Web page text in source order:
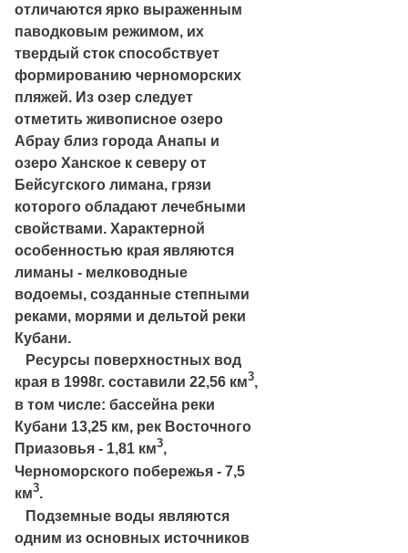
отличаются ярко выраженным
паводковым режимом, их
твердый сток способствует
формированию черноморских
пляжей. Из озер следует
отметить живописное озеро
Абрау близ города Анапы и
озеро Ханское к северу от
Бейсугского лимана, грязи
которого обладают лечебными
свойствами. Характерной
особенностью края являются
лиманы - мелководные
водоемы, созданные степными
реками, морями и дельтой реки
Кубани.
Ресурсы поверхностных вод
края в 1998г. составили 22,56 км3,
в том числе: бассейна реки
Кубани 13,25 км, рек Восточного
Приазовья - 1,81 км3,
Черноморского побережья - 7,5
км3.
Подземные воды являются
одним из основных источников